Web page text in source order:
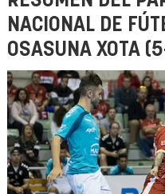
NACIONAL DE
OSASUNA XOTA